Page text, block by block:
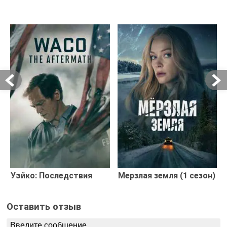
Уэйко: Последствия Мерзлая земля (1 сезон)
Оставить отзыв